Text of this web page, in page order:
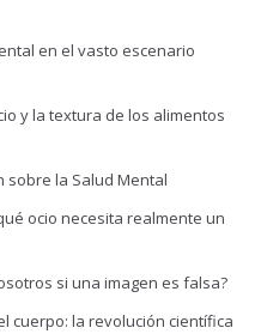
en el vasto escenario
y la textura de los alimentos
sobre la Salud Mental
ocio necesita realmente un
si una imagen es falsa?
cuerpo: la revolución científica